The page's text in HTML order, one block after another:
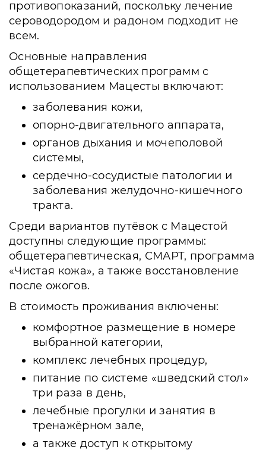
противопоказаний, поскольку лечение
сероводородом и радоном подходит не
всем.
Основные направления
общетерапевтических программ с
использованием Мацесты включают:
заболевания кожи,
опорно-двигательного аппарата,
органов дыхания и мочеполовой
системы,
сердечно-сосудистые патологии и
заболевания желудочно-кишечного
тракта.
Среди вариантов путёвок с Мацестой
доступны следующие программы:
общетерапевтическая, СМАРТ, программа
«Чистая кожа», а также восстановление
после ожогов.
В стоимость проживания включены:
комфортное размещение в номере
выбранной категории,
комплекс лечебных процедур,
питание по системе «шведский стол»
три раза в день,
лечебные прогулки и занятия в
тренажёрном зале,
а также доступ к открытому